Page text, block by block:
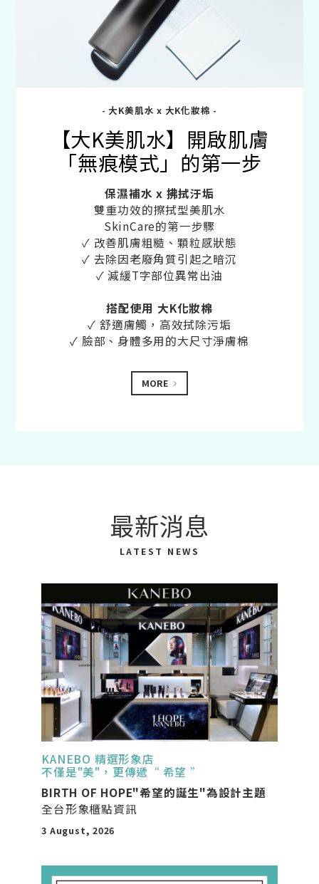
- 大K美肌水 x 大K化妝棉 -
【大K美肌水】開啟肌膚
「無痕模式」的第一步
保濕補水 x 拂拭汙垢
雙重功效的擦拭型美肌水
SkinCare的第一步驟
✓ 改善肌膚粗糙、顆粒感狀態
✓ 去除因老廢角質引起之暗沉
✓ 減緩T字部位異常出油
搭配使用 大K化妝棉
✓ 舒適膚觸，高效拭除污垢
✓ 臉部、身體多用的大尺寸淨膚棉
MORE
最新消息
LATEST NEWS
KANEBO 精選形象店
不僅是"美"，更傳遞“ 希望 ”
BIRTH OF HOPE"希望的誕生"為設計主題
全台形象櫃點資訊
3 August, 2026